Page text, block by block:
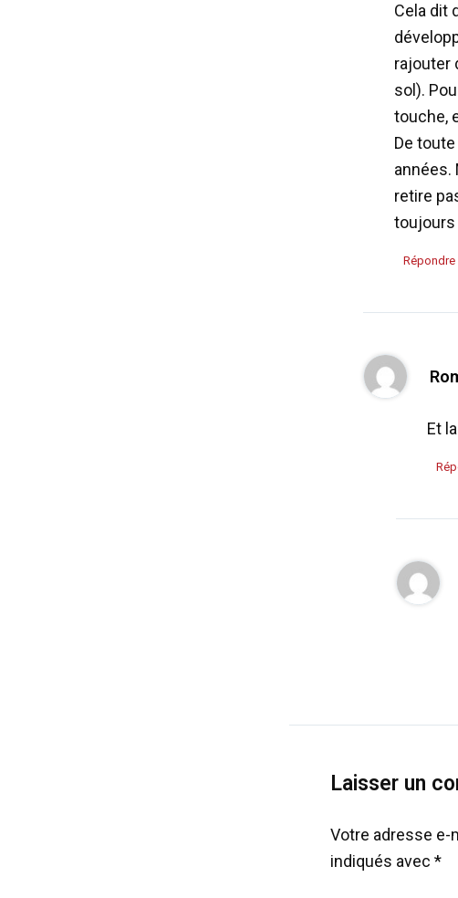
Cela dit
rajouter
sol).
touche,
De
années.
retire
toujours
Répondre
Et
Laisser un
Votre adresse e-
indiqués avec *